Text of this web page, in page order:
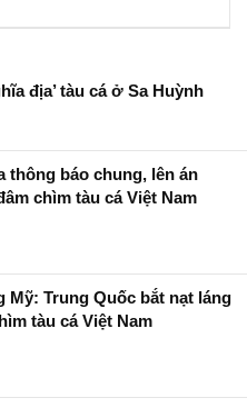
địa’ tàu cá ở Sa Huỳnh
thông báo chung, lên án
chìm tàu cá Việt Nam
Mỹ: Trung Quốc bắt nạt láng
tàu cá Việt Nam